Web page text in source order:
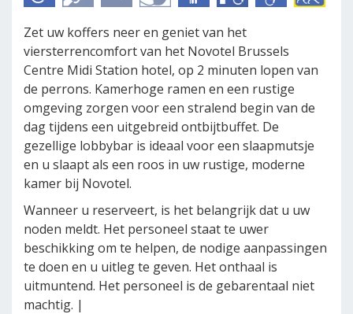
Zet uw koffers neer en geniet van het
viersterrencomfort van het Novotel Brussels
Centre Midi Station hotel, op 2 minuten lopen van
de perrons. Kamerhoge ramen en een rustige
omgeving zorgen voor een stralend begin van de
dag tijdens een uitgebreid ontbijtbuffet. De
gezellige lobbybar is ideaal voor een slaapmutsje
en u slaapt als een roos in uw rustige, moderne
kamer bij Novotel.
Wanneer u reserveert, is het belangrijk dat u uw
noden meldt. Het personeel staat te uwer
beschikking om te helpen, de nodige aanpassingen
te doen en u uitleg te geven. Het onthaal is
uitmuntend. Het personeel is de gebarentaal niet
machtig. |